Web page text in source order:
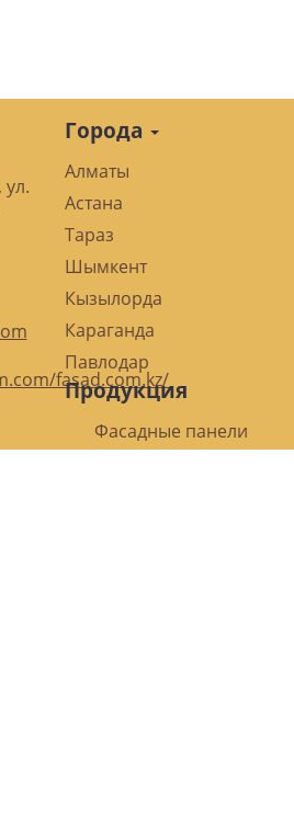
ул.
fasad.com.kz/
Города
Алматы
Астана
Тараз
Шымкент
Кызылорда
Караганда
Павлодар
Продукция
Фасадные панели